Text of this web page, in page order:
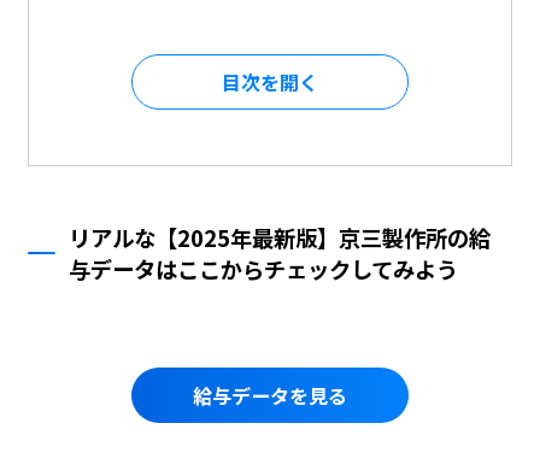
目次を
リアルな【2025年最新版】京三製作所の給
与データはここからチェックしてみよう
給与データを見る